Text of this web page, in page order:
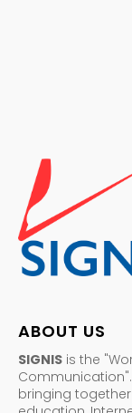
ABOUT US
SIGNIS is the
bringing